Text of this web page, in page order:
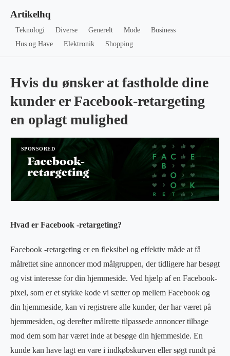
Artikelhq
Teknologi Diverse Generelt Mode
Business
Hus og Have
Elektronik Shopping
Hvis du ønsker at fastholde dine
kunder er Facebook-retargeting
en oplagt mulighed
Hvad er Facebook -retargeting?
Facebook -retargeting er en fleksibel og effektiv måde at få
målrettet sine annoncer mod målgruppen, der tidligere har besøgt
og vist interesse for din hjemmeside. Ved hjælp af en Facebook-
pixel, som er et stykke kode vi sætter op mellem Facebook og
din hjemmeside, kan vi registrere alle kunder, der har været på
hjemmesiden, og derefter målrette tilpassede annoncer tilbage
mod dem som har været inde at besøge din hjemmeside. En
kunde kan have lagt en vare i indkøbskurven eller søgt rundt på